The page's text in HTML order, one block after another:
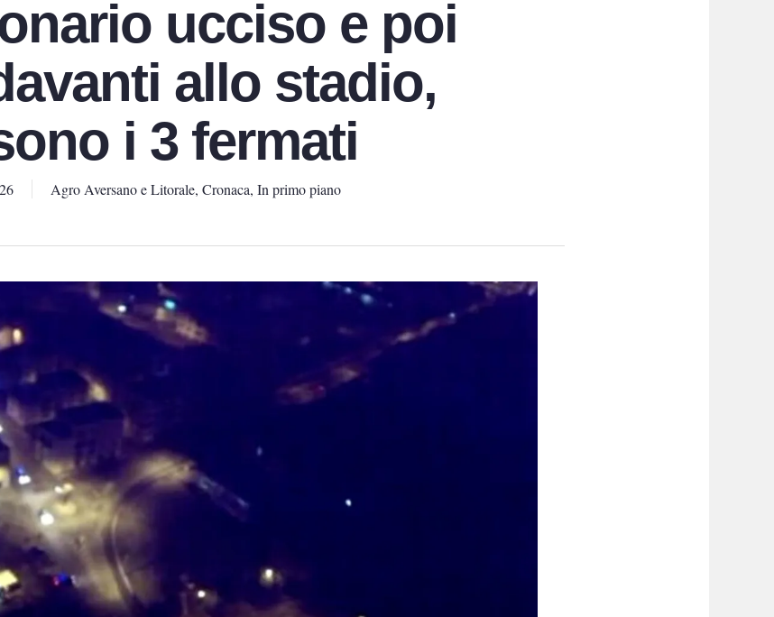
ucciso e poi
allo stadio,
i 3 fermati
Agro Aversano e Litorale, Cronaca, In primo piano